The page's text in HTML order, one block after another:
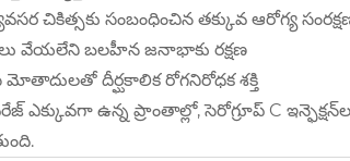
చికిత్సకు సంబంధించిన తక్కువ ఆరోగ్య
వేయలేని బలహీన జనాభాకు రక్షణ
మోతాదులతో దీర్ఘకాలిక రోగనిరోధక శక్తి
ఎక్కువగా ఉన్న ప్రాంతాల్లో, సెరోగ్రూప్ C